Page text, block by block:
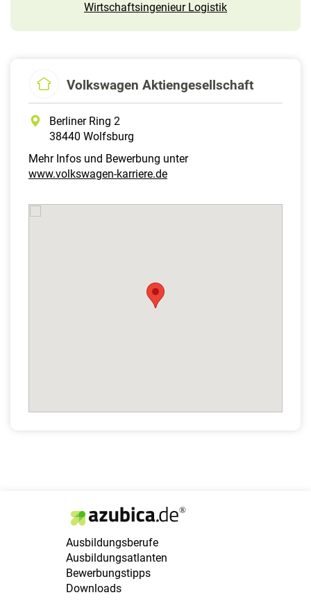
Wirtschaftsingenieur Logistik
Volkswagen Aktiengesellschaft
Berliner Ring 2
38440 Wolfsburg
Mehr Infos und Bewerbung unter
www.volkswagen-karriere.de
Ausbildungsberufe
Ausbildungsatlanten
Bewerbungstipps
Downloads